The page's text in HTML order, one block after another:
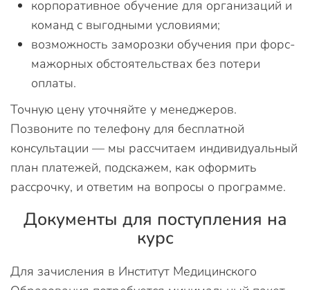
корпоративное обучение для организаций и
команд с выгодными условиями;
возможность заморозки обучения при форс-
мажорных обстоятельствах без потери
оплаты.
Точную цену уточняйте у менеджеров.
Позвоните по телефону для бесплатной
консультации — мы рассчитаем индивидуальный
план платежей, подскажем, как оформить
рассрочку, и ответим на вопросы о программе.
Документы для поступления на
курс
Для зачисления в Институт Медицинского